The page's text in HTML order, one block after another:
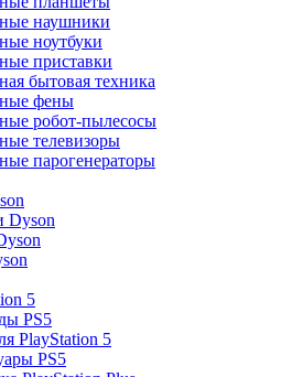
наушники
ноутбуки
приставки
бытовая техника
фены
робот-пылесосы
телевизоры
парогенераторы
Dyson
5
PS5
PlayStation 5
PS5